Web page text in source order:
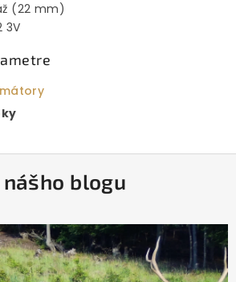
(22 mm)
3V
nášho blogu